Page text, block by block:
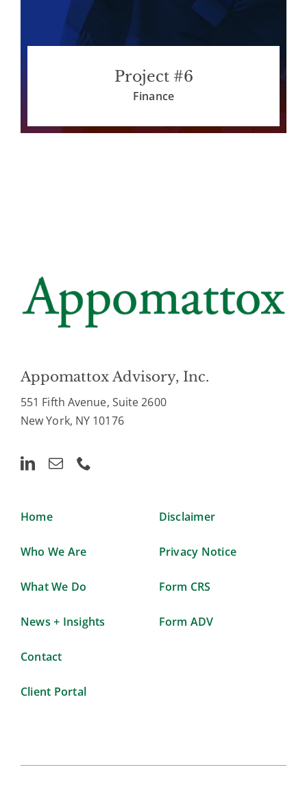
Project #6
Finance
Appomattox Advisory, Inc.
551 Fifth Avenue, Suite 2600
New York, NY 10176
Home
Who We Are
What We Do
News + Insights
Contact
Client Portal
Disclaimer
Privacy Notice
Form CRS
Form ADV